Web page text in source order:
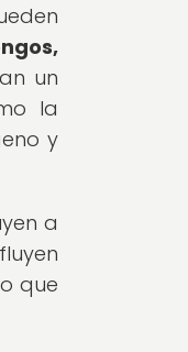
un
la
y
a
que